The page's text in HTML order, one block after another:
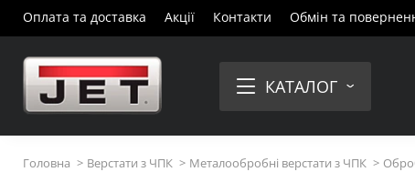
Оплата та доставка Акції Контакти Обмін та
КАТАЛОГ
Головна Верстати з ЧПК Металообробні верстати з ЧПК